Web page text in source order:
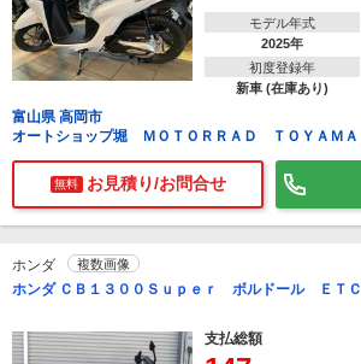
モデル年式
2025年
初度登録年
新車 (在庫あり)
富山県 高岡市
オートショップ堀 ＭＯＴＯＲＲＡＤ ＴＯＹＡＭＡ
無料 お見積り/お問合せ
ホンダ 複数画像
ホンダ ＣＢ１３００Ｓｕｐｅｒ ボルドール ＥＴＣ
支払総額